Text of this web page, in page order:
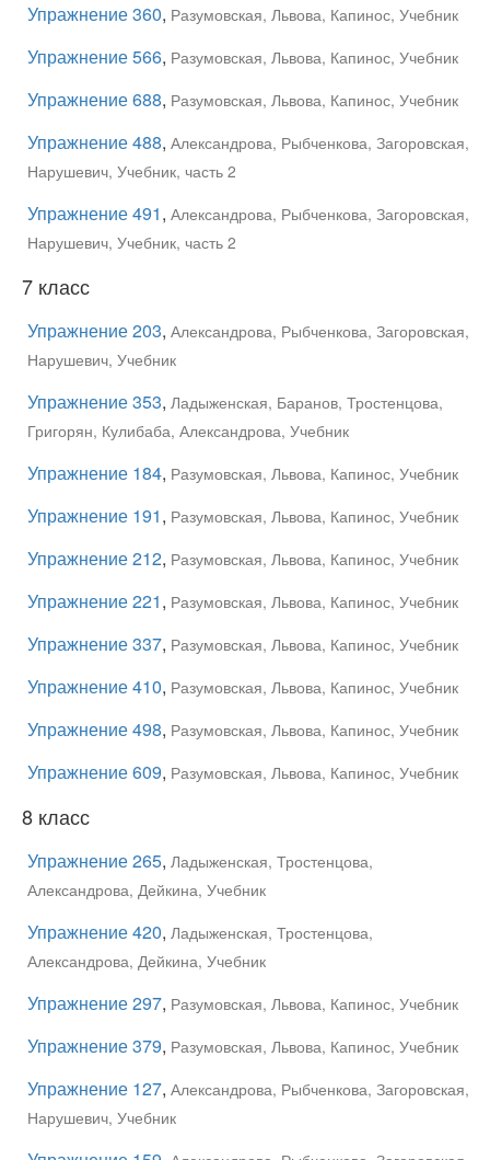
Упражнение 360, Разумовская, Львова, Капинос, Учебник
Упражнение 566, Разумовская, Львова, Капинос, Учебник
Упражнение 688, Разумовская, Львова, Капинос, Учебник
Упражнение 488, Александрова, Рыбченкова, Загоровская,
Нарушевич, Учебник, часть 2
Упражнение 491, Александрова, Рыбченкова, Загоровская,
Нарушевич, Учебник, часть 2
7 класс
Упражнение 203, Александрова, Рыбченкова, Загоровская,
Нарушевич, Учебник
Упражнение 353, Ладыженская, Баранов, Тростенцова,
Григорян, Кулибаба, Александрова, Учебник
Упражнение 184, Разумовская, Львова, Капинос, Учебник
Упражнение 191, Разумовская, Львова, Капинос, Учебник
Упражнение 212, Разумовская, Львова, Капинос, Учебник
Упражнение 221, Разумовская, Львова, Капинос, Учебник
Упражнение 337, Разумовская, Львова, Капинос, Учебник
Упражнение 410, Разумовская, Львова, Капинос, Учебник
Упражнение 498, Разумовская, Львова, Капинос, Учебник
Упражнение 609, Разумовская, Львова, Капинос, Учебник
8 класс
Упражнение 265, Ладыженская, Тростенцова,
Александрова, Дейкина, Учебник
Упражнение 420, Ладыженская, Тростенцова,
Александрова, Дейкина, Учебник
Упражнение 297, Разумовская, Львова, Капинос, Учебник
Упражнение 379, Разумовская, Львова, Капинос, Учебник
Упражнение 127, Александрова, Рыбченкова, Загоровская,
Нарушевич, Учебник